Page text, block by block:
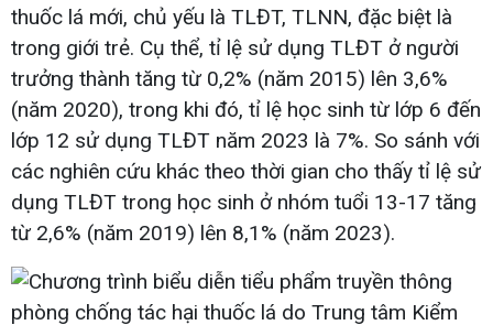
thuốc lá mới, chủ yếu là TLĐT, TLNN, đặc biệt là
trong giới trẻ. Cụ thể, tỉ lệ sử dụng TLĐT ở người
trưởng thành tăng từ 0,2% (năm 2015) lên 3,6%
(năm 2020), trong khi đó, tỉ lệ học sinh từ lớp 6 đến
lớp 12 sử dụng TLĐT năm 2023 là 7%. So sánh với
các nghiên cứu khác theo thời gian cho thấy tỉ lệ sử
dụng TLĐT trong học sinh ở nhóm tuổi 13-17 tăng
từ 2,6% (năm 2019) lên 8,1% (năm 2023).